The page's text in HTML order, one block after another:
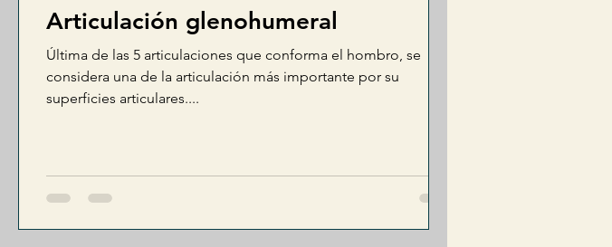
Articulación glenohumeral
Última de las 5 articulaciones que conforma el hombro, se
considera una de la articulación más importante por su
superficies articulares....